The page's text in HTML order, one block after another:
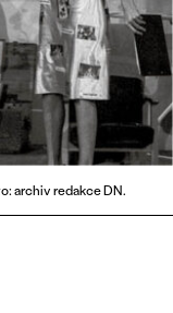
archiv redakce DN.